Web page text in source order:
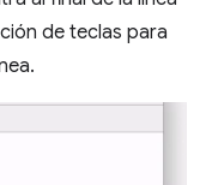
de teclas para